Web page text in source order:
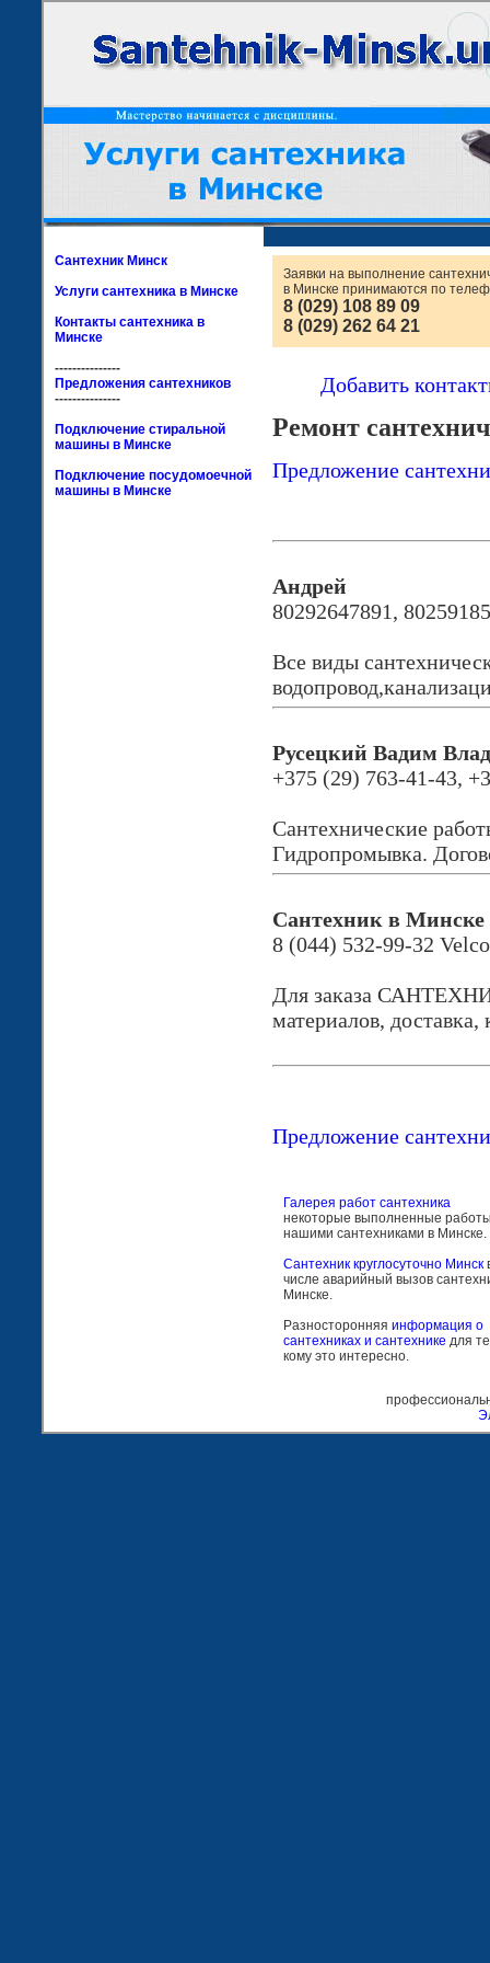
Сантехник Минск
Услуги сантехника в Минске
Контакты сантехника в
Минске
---------------
Предложения сантехников
---------------
Подключение стиральной
машины в Минске
Подключение посудомоечной
машины в Минске
Заявки на выполнение
в Минске принимаются по
8 (029) 108 89 09
8 (029) 262 64 21
Добавить
Ремонт
Предложение
Андрей
80292647891,
Все виды
Русецкий Вадим
+375 (29) 763-41-43,
Сантехнические
Гидропромывка.
Сантехник в Минске
8 (044) 532-99-32
Для заказа
материалов,
Предложение
Галерея работ сантехника
некоторые выполненные
нашими сантехниками в Минске.
Сантехник круглосуточно Минск
числе аварийный вызов
Минске.
Разносторонняя информация о
сантехниках и сантехнике для
кому это интересно.